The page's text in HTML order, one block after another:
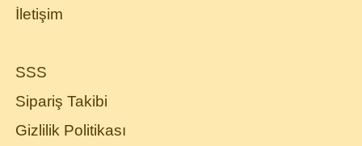
İletişim
SSS
Sipariş Takibi
Gizlilik Politikası